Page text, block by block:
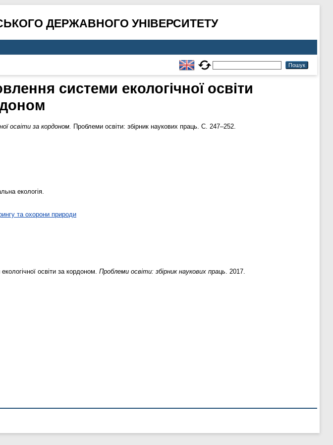
ДЕРЖАВНОГО УНІВЕРСИТЕТУ
системи екологічної освіти
освіти за кордоном. Проблеми освіти: збірник наукових праць. С. 247–252.
екологія.
та охорони природи
освіти за кордоном. Проблеми освіти: збірник наукових праць. 2017.